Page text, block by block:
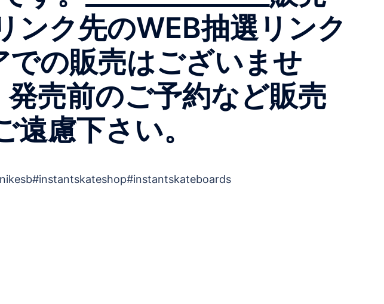
ンク先のWEB抽選リンク
の販売はございませ
売前のご予約など販売
慮下さい。